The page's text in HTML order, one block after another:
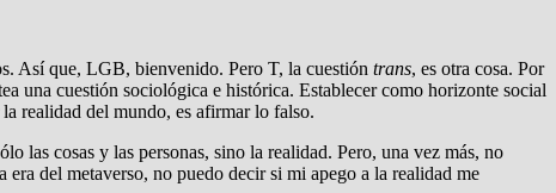
Así que, LGB, bienvenido. Pero T, la cuestión trans, es otra cosa. Por
una cuestión sociológica e histórica. Establecer como horizonte social
realidad del mundo, es afirmar lo falso.
las cosas y las personas, sino la realidad. Pero, una vez más, no
del metaverso, no puedo decir si mi apego a la realidad me